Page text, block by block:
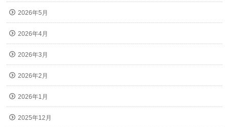
2026年5月
2026年4月
2026年3月
2026年2月
2026年1月
2025年12月